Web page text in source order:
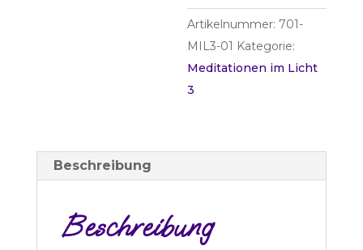
in
deine
shönste
Erinnerung
[Digital]
Artikelnummer: 701-
MIL3-01 Kategorie:
Meditationen im Licht
3
Beschreibung
Beschreibung